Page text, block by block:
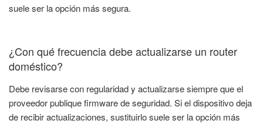
suele ser la opción más segura.
¿Con qué frecuencia debe actualizarse un router
doméstico?
Debe revisarse con regularidad y actualizarse siempre que el
proveedor publique firmware de seguridad. Si el dispositivo deja
de recibir actualizaciones, sustituirlo suele ser la opción más